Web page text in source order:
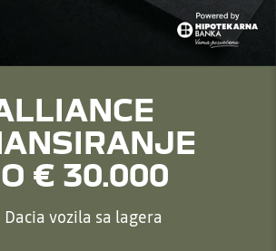
€ 30.000
Dacia vozila sa lagera